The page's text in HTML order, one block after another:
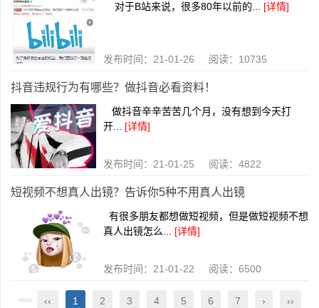
对于B站来说，很多80年以前的... [详情]
发布时间：21-01-26 阅读：10735
抖音违规行为有哪些？做抖音必看资料！
做抖音辛辛苦苦几个月，没有想到今天打
开... [详情]
发布时间：21-01-25 阅读：4822
短视频不想真人出镜？告诉你5种不用真人出镜
有很多朋友都想做短视频，但是做短视频不想
真人出镜怎么... [详情]
发布时间：21-01-22 阅读：6500
‹‹ 1 2 3 4 5 6 7 › ››